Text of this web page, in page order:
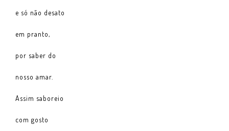
e só não desato
em pranto,
por saber do
nosso amar.
Assim saboreio
com gosto